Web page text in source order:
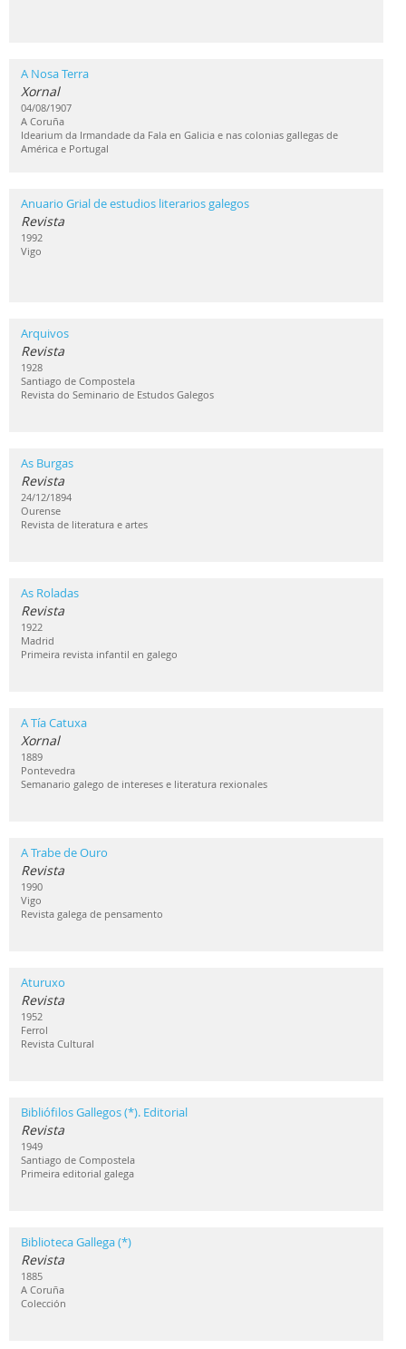
A Nosa Terra
Xornal
04/08/1907
A Coruña
Idearium da Irmandade da Fala en Galicia e nas colonias gallegas de
América e Portugal
Anuario Grial de estudios literarios galegos
Revista
1992
Vigo
Arquivos
Revista
1928
Santiago de Compostela
Revista do Seminario de Estudos Galegos
As Burgas
Revista
24/12/1894
Ourense
Revista de literatura e artes
As Roladas
Revista
1922
Madrid
Primeira revista infantil en galego
A Tía Catuxa
Xornal
1889
Pontevedra
Semanario galego de intereses e literatura rexionales
A Trabe de Ouro
Revista
1990
Vigo
Revista galega de pensamento
Aturuxo
Revista
1952
Ferrol
Revista Cultural
Bibliófilos Gallegos (*). Editorial
Revista
1949
Santiago de Compostela
Primeira editorial galega
Biblioteca Gallega (*)
Revista
1885
A Coruña
Colección